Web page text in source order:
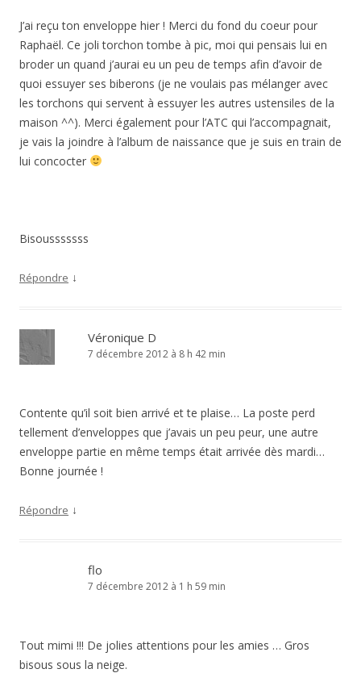
J’ai reçu ton enveloppe hier ! Merci du fond du coeur pour
Raphaël. Ce joli torchon tombe à pic, moi qui pensais lui en
broder un quand j’aurai eu un peu de temps afin d’avoir de
quoi essuyer ses biberons (je ne voulais pas mélanger avec
les torchons qui servent à essuyer les autres ustensiles de la
maison ^^). Merci également pour l’ATC qui l’accompagnait,
je vais la joindre à l’album de naissance que je suis en train de
lui concocter
Bisousssssss
Répondre ↓
Véronique D
7 décembre 2012 à 8 h 42 min
Contente qu’il soit bien arrivé et te plaise… La poste perd
tellement d’enveloppes que j’avais un peu peur, une autre
enveloppe partie en même temps était arrivée dès mardi…
Bonne journée !
Répondre ↓
flo
7 décembre 2012 à 1 h 59 min
Tout mimi !!! De jolies attentions pour les amies … Gros
bisous sous la neige.